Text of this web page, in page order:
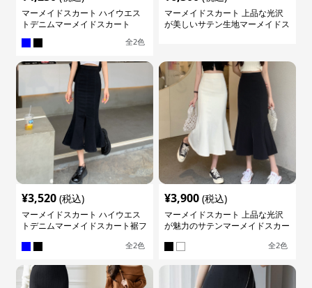
マーメイドスカート ハイウエス
トデニムマーメイドスカート
全2色
マーメイドスカート 上品な光沢
が美しいサテン生地マーメイドス
¥3,520 (税込)
マーメイドスカート ハイウエス
トデニムマーメイドスカート裾フ
全2色
¥3,900 (税込)
マーメイドスカート 上品な光沢
が魅力のサテンマーメイドスカー
全2色